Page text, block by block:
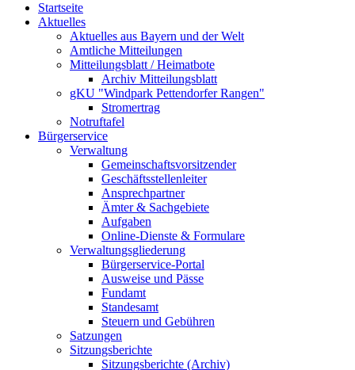
Startseite
Aktuelles
Aktuelles aus Bayern und der Welt
Amtliche Mitteilungen
Mitteilungsblatt / Heimatbote
Archiv Mitteilungsblatt
gKU "Windpark Pettendorfer Rangen"
Stromertrag
Notruftafel
Bürgerservice
Verwaltung
Gemeinschaftsvorsitzender
Geschäftsstellenleiter
Ansprechpartner
Ämter & Sachgebiete
Aufgaben
Online-Dienste & Formulare
Verwaltungsgliederung
Bürgerservice-Portal
Ausweise und Pässe
Fundamt
Standesamt
Steuern und Gebühren
Satzungen
Sitzungsberichte
Sitzungsberichte (Archiv)